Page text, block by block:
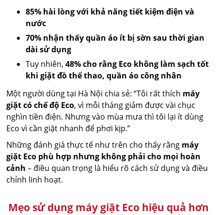
85% hài lòng với khả năng tiết kiệm điện và
nước
70% nhận thấy quần áo ít bị sờn sau thời gian
dài sử dụng
Tuy nhiên,48% cho rằng Eco không làm sạch tốt
khi giặt đồ thể thao, quần áo công nhân
Một người dùng tại Hà Nội chia sẻ: “Tôi rất thích máy
giặt có chế độ Eco, vì mỗi tháng giảm được vài chục
nghìn tiền điện. Nhưng vào mùa mưa thì tôi lại ít dùng
Eco vì cần giặt nhanh để phơi kịp.”
Những đánh giá thực tế như trên cho thấy rằng máy
giặt Eco phù hợp nhưng không phải cho mọi hoàn
cảnh – điều quan trọng là hiểu rõ cách sử dụng và điều
chỉnh linh hoạt.
Mẹo sử dụng máy giặt Eco hiệu quả hơn